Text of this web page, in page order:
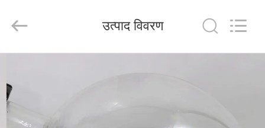
उत्पादों
Chemglass
Co.,Ltd.
उत्पाद विवरण